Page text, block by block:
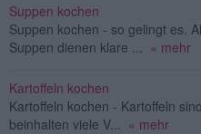
Suppen kochen
Suppen kochen - so gelingt es.
Suppen dienen klare ...
» mehr
Kartoffeln kochen
Kartoffeln kochen - Kartoffeln
beinhalten viele V...
» mehr